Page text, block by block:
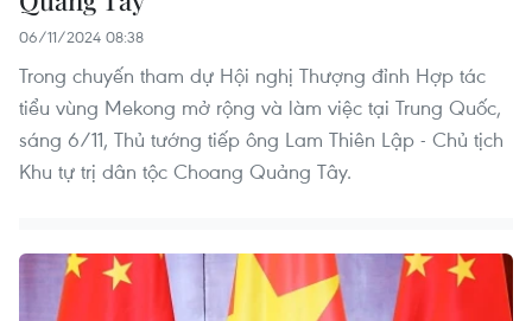
06/11/2024 08:38
Trong chuyến tham dự Hội nghị Thượng đỉnh Hợp tác
tiểu vùng Mekong mở rộng và làm việc tại Trung Quốc,
sáng 6/11, Thủ tướng tiếp ông Lam Thiên Lập - Chủ tịch
Khu tự trị dân tộc Choang Quảng Tây.